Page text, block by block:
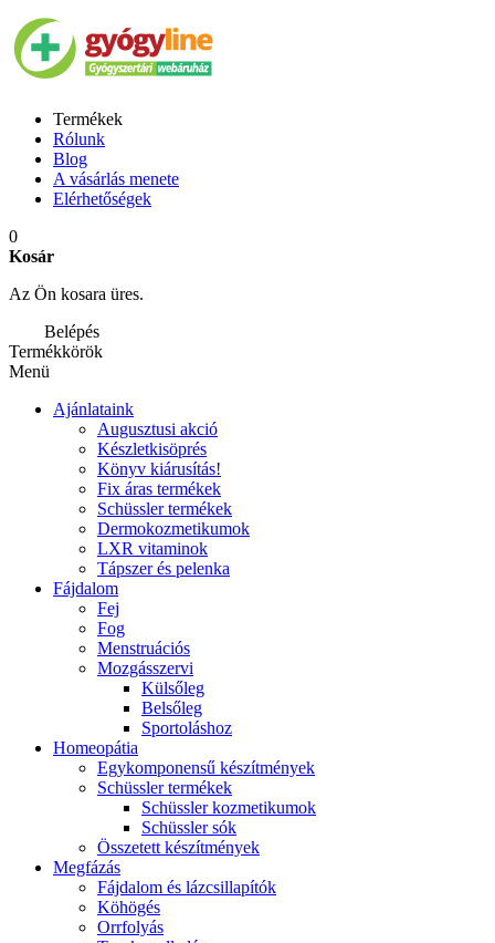
Termékek
Rólunk
Blog
A vásárlás menete
Elérhetőségek
0
Kosár
Az Ön kosara üres.
Belépés
Termékkörök
Menü
Ajánlataink
Augusztusi akció
Készletkisöprés
Könyv kiárusítás!
Fix áras termékek
Schüssler termékek
Dermokozmetikumok
LXR vitaminok
Tápszer és pelenka
Fájdalom
Fej
Fog
Menstruációs
Mozgásszervi
Külsőleg
Belsőleg
Sportoláshoz
Homeopátia
Egykomponensű készítmények
Schüssler termékek
Schüssler kozmetikumok
Schüssler sók
Összetett készítmények
Megfázás
Fájdalom és lázcsillapítók
Köhögés
Orrfolyás